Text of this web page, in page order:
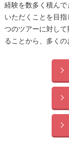
経験を数多く積ん
いただくことを目
つのツアーに対し
ることから、多くの